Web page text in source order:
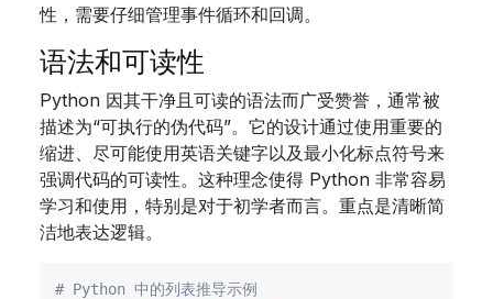
性，需要仔细管理事件循环和回调。
语法和可读性
Python 因其干净且可读的语法而广受赞誉，通常被
描述为“可执行的伪代码”。它的设计通过使用重要的
缩进、尽可能使用英语关键字以及最小化标点符号来
强调代码的可读性。这种理念使得 Python 非常容易
学习和使用，特别是对于初学者而言。重点是清晰简
洁地表达逻辑。
# Python 中的列表推导示例